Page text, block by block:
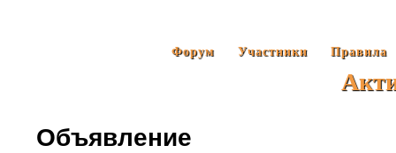
Форум Участники Правила
Объявление